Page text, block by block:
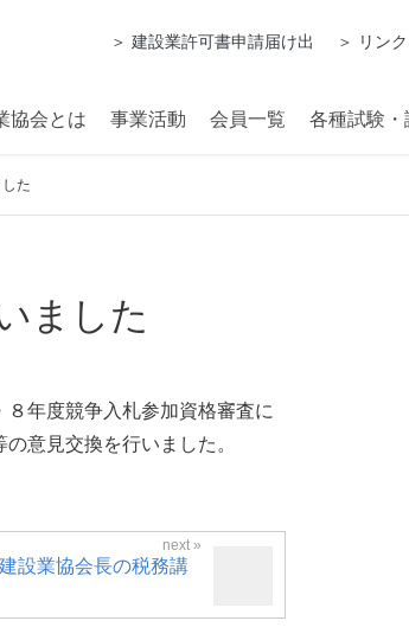
＞ 建設業許可書申請届け出 ＞ リンク
協会とは 事業活動 会員一覧 各種試験・
た
ました
年度競争入札参加資格審査に
意見交換を行いました。
設業協会長の税務講